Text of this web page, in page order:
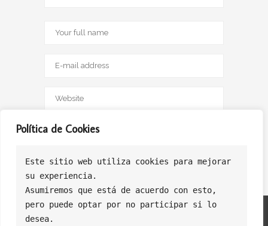
Política de Cookies
Este sitio web utiliza cookies para mejorar
su experiencia.
Asumiremos que está de acuerdo con esto,
pero puede optar por no participar si lo
desea.
Save my name, email, and website in this browser
Politica de Privacidad Politica de Cookies